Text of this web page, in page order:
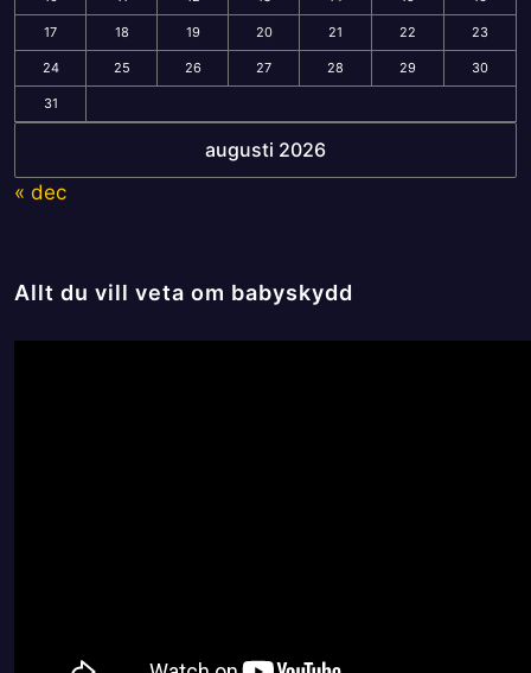
augusti 2026
17 18 19 20 21 22 23
24 25 26 27 28 29 30
31
« dec
Allt du vill veta om babyskydd